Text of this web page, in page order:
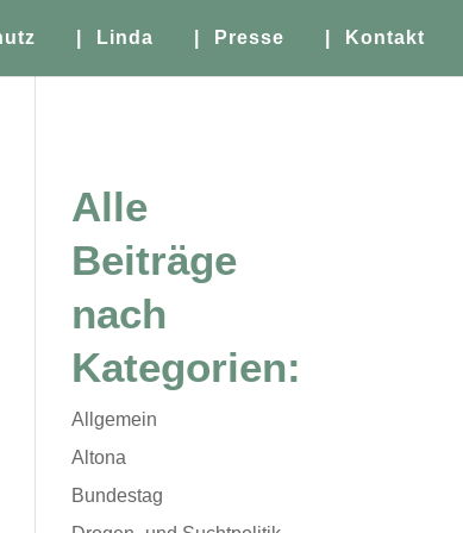
| Linda | Presse | Kontakt
Alle
Beiträge
nach
Kategorien:
Allgemein
Altona
Bundestag